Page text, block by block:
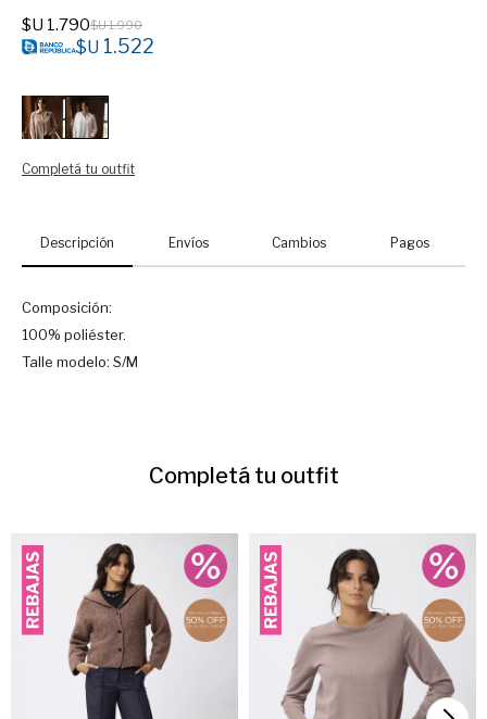
$U 1.790$U1.990
$U 1.522
Completá tu outfit
Descripción Envíos Cambios Pagos
Composición:
100% poliéster.
Talle modelo: S/M
Completá tu outfit